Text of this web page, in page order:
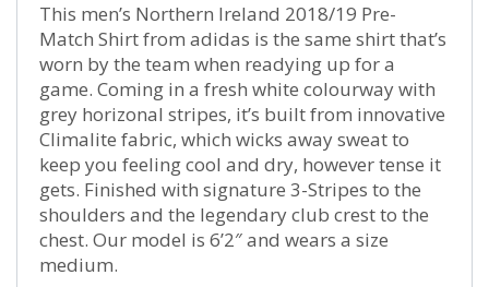
This men’s Northern Ireland 2018/19 Pre-
Match Shirt from adidas is the same shirt that’s
worn by the team when readying up for a
game. Coming in a fresh white colourway with
grey horizonal stripes, it’s built from innovative
Climalite fabric, which wicks away sweat to
keep you feeling cool and dry, however tense it
gets. Finished with signature 3-Stripes to the
shoulders and the legendary club crest to the
chest. Our model is 6’2″ and wears a size
medium.